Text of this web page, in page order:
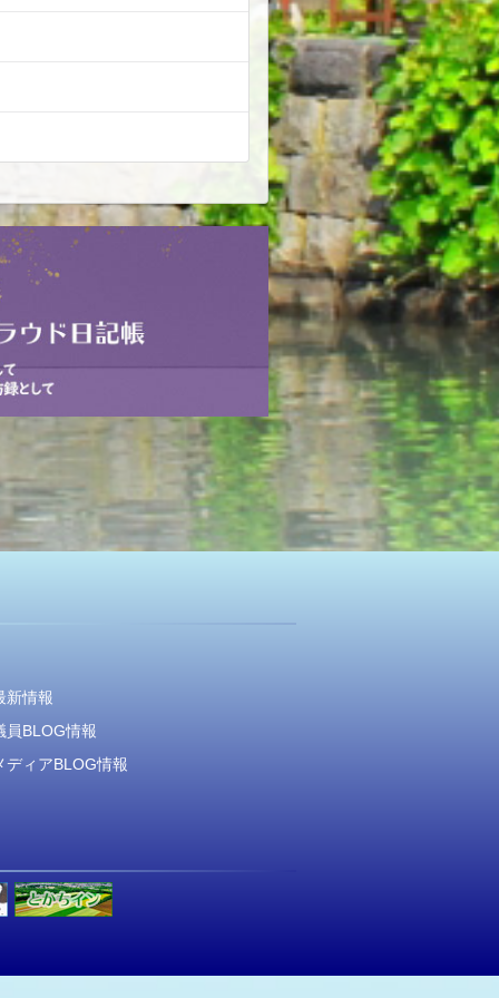
新情報
員BLOG情報
ディアBLOG情報